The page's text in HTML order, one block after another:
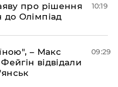
про рішення
до Олімпіад
10:19
– Макс
відвідали
09:29